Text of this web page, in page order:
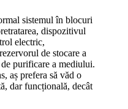
sistemul în blocuri
dispozitivul
electric,
de stocare a
purificare a mediului.
aș prefera să văd o
dar funcțională, decât